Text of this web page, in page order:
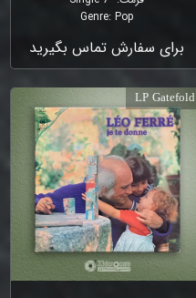
Genre: Pop
برای سفارش تماس بگیرید
LP Gatefold